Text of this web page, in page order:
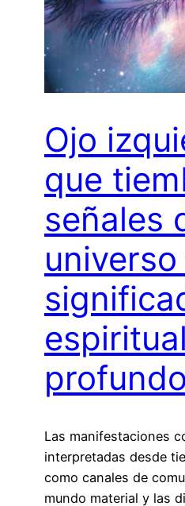
Ojo
que
señales
espiritual
profundo
Las manifestaciones
interpretadas desde
como canales de
mundo material y las